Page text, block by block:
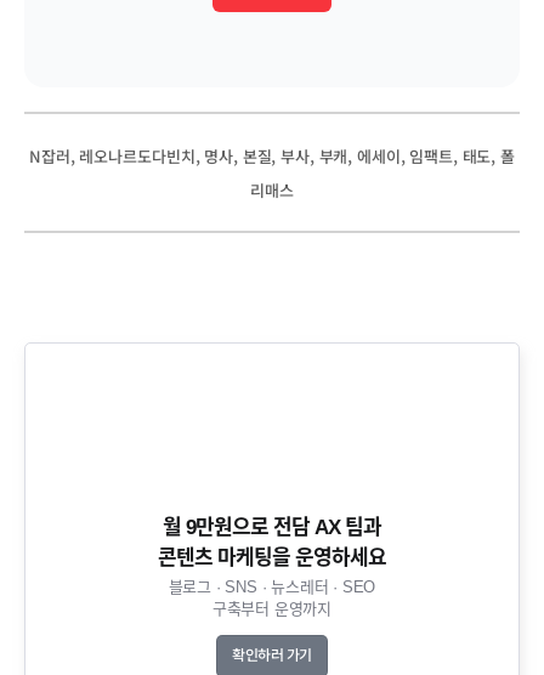
N잡러, 레오나르도다빈치, 명사, 본질, 부사, 부캐, 에세이, 임팩트, 태도, 폴
리매스
월 9만원으로 전담 AX 팀과
콘텐츠 마케팅을 운영하세요​
블로그 · SNS · 뉴스레터 · SEO
구축부터 운영까지​
확인하러 가기